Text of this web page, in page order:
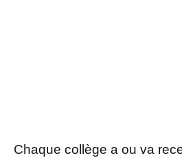
Chaque collège a ou va